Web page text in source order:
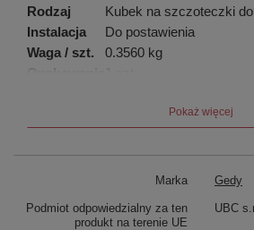
Rodzaj
Kubek na szczoteczki
Instalacja
Do postawienia
Waga / szt.
0.3560 kg
Opakowanie
1 szt.
Pokaż więcej
Marka Gedy
Podmiot odpowiedzialny za ten
produkt na terenie UE
UBC